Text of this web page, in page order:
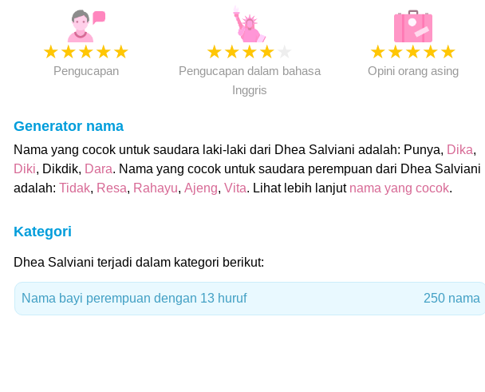
★★★★★
Pengucapan
★★★★
Pengucapan dalam bahasa
Inggris
★★★★★
Opini orang asing
Generator nama
Nama yang cocok untuk saudara laki-laki dari Dhea Salviani adalah: Punya, Dika,
Diki, Dikdik, Dara. Nama yang cocok untuk saudara perempuan dari Dhea Salviani
adalah: Tidak, Resa, Rahayu, Ajeng, Vita. Lihat lebih lanjut nama yang cocok.
Kategori
Dhea Salviani terjadi dalam kategori berikut:
Nama bayi perempuan dengan 13 huruf 250 nama